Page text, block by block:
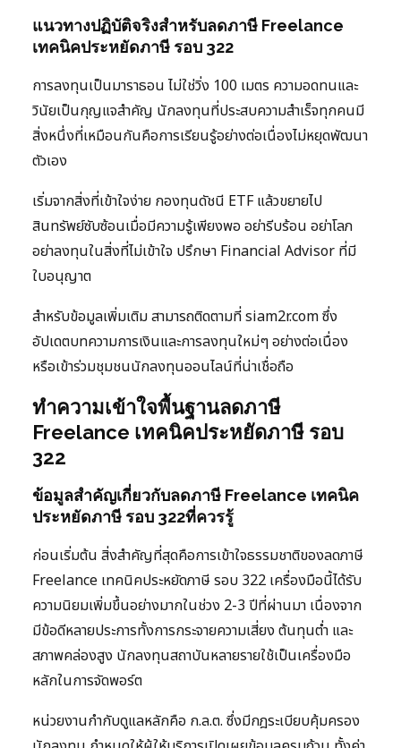
แนวทางปฏิบัติจริงสำหรับลดภาษี Freelance
เทคนิคประหยัดภาษี รอบ 322
การลงทุนเป็นมาราธอน ไม่ใช่วิ่ง 100 เมตร ความอดทนและ
วินัยเป็นกุญแจสำคัญ นักลงทุนที่ประสบความสำเร็จทุกคนมี
สิ่งหนึ่งที่เหมือนกันคือการเรียนรู้อย่างต่อเนื่องไม่หยุดพัฒนา
ตัวเอง
เริ่มจากสิ่งที่เข้าใจง่าย กองทุนดัชนี ETF แล้วขยายไป
สินทรัพย์ซับซ้อนเมื่อมีความรู้เพียงพอ อย่ารีบร้อน อย่าโลภ
อย่าลงทุนในสิ่งที่ไม่เข้าใจ ปรึกษา Financial Advisor ที่มี
ใบอนุญาต
สำหรับข้อมูลเพิ่มเติม สามารถติดตามที่ siam2r.com ซึ่ง
อัปเดตบทความการเงินและการลงทุนใหม่ๆ อย่างต่อเนื่อง
หรือเข้าร่วมชุมชนนักลงทุนออนไลน์ที่น่าเชื่อถือ
ทำความเข้าใจพื้นฐานลดภาษี
Freelance เทคนิคประหยัดภาษี รอบ
322
ข้อมูลสำคัญเกี่ยวกับลดภาษี Freelance เทคนิค
ประหยัดภาษี รอบ 322ที่ควรรู้
ก่อนเริ่มต้น สิ่งสำคัญที่สุดคือการเข้าใจธรรมชาติของลดภาษี
Freelance เทคนิคประหยัดภาษี รอบ 322 เครื่องมือนี้ได้รับ
ความนิยมเพิ่มขึ้นอย่างมากในช่วง 2-3 ปีที่ผ่านมา เนื่องจาก
มีข้อดีหลายประการทั้งการกระจายความเสี่ยง ต้นทุนต่ำ และ
สภาพคล่องสูง นักลงทุนสถาบันหลายรายใช้เป็นเครื่องมือ
หลักในการจัดพอร์ต
หน่วยงานกำกับดูแลหลักคือ ก.ล.ต. ซึ่งมีกฎระเบียบคุ้มครอง